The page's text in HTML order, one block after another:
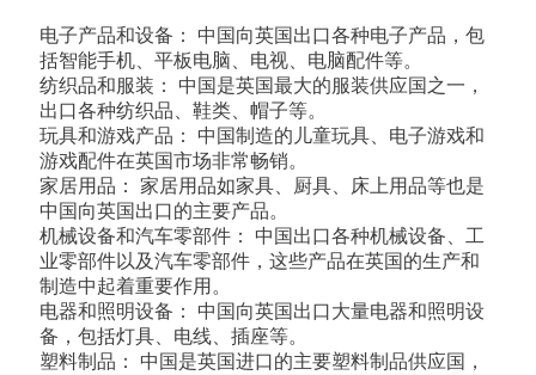
电子产品和设备： 中国向英国出口各种电子产品，包
括智能手机、平板电脑、电视、电脑配件等。
纺织品和服装： 中国是英国最大的服装供应国之一，
出口各种纺织品、鞋类、帽子等。
玩具和游戏产品： 中国制造的儿童玩具、电子游戏和
游戏配件在英国市场非常畅销。
家居用品： 家居用品如家具、厨具、床上用品等也是
中国向英国出口的主要产品。
机械设备和汽车零部件： 中国出口各种机械设备、工
业零部件以及汽车零部件，这些产品在英国的生产和
制造中起着重要作用。
电器和照明设备： 中国向英国出口大量电器和照明设
备，包括灯具、电线、插座等。
塑料制品： 中国是英国进口的主要塑料制品供应国，